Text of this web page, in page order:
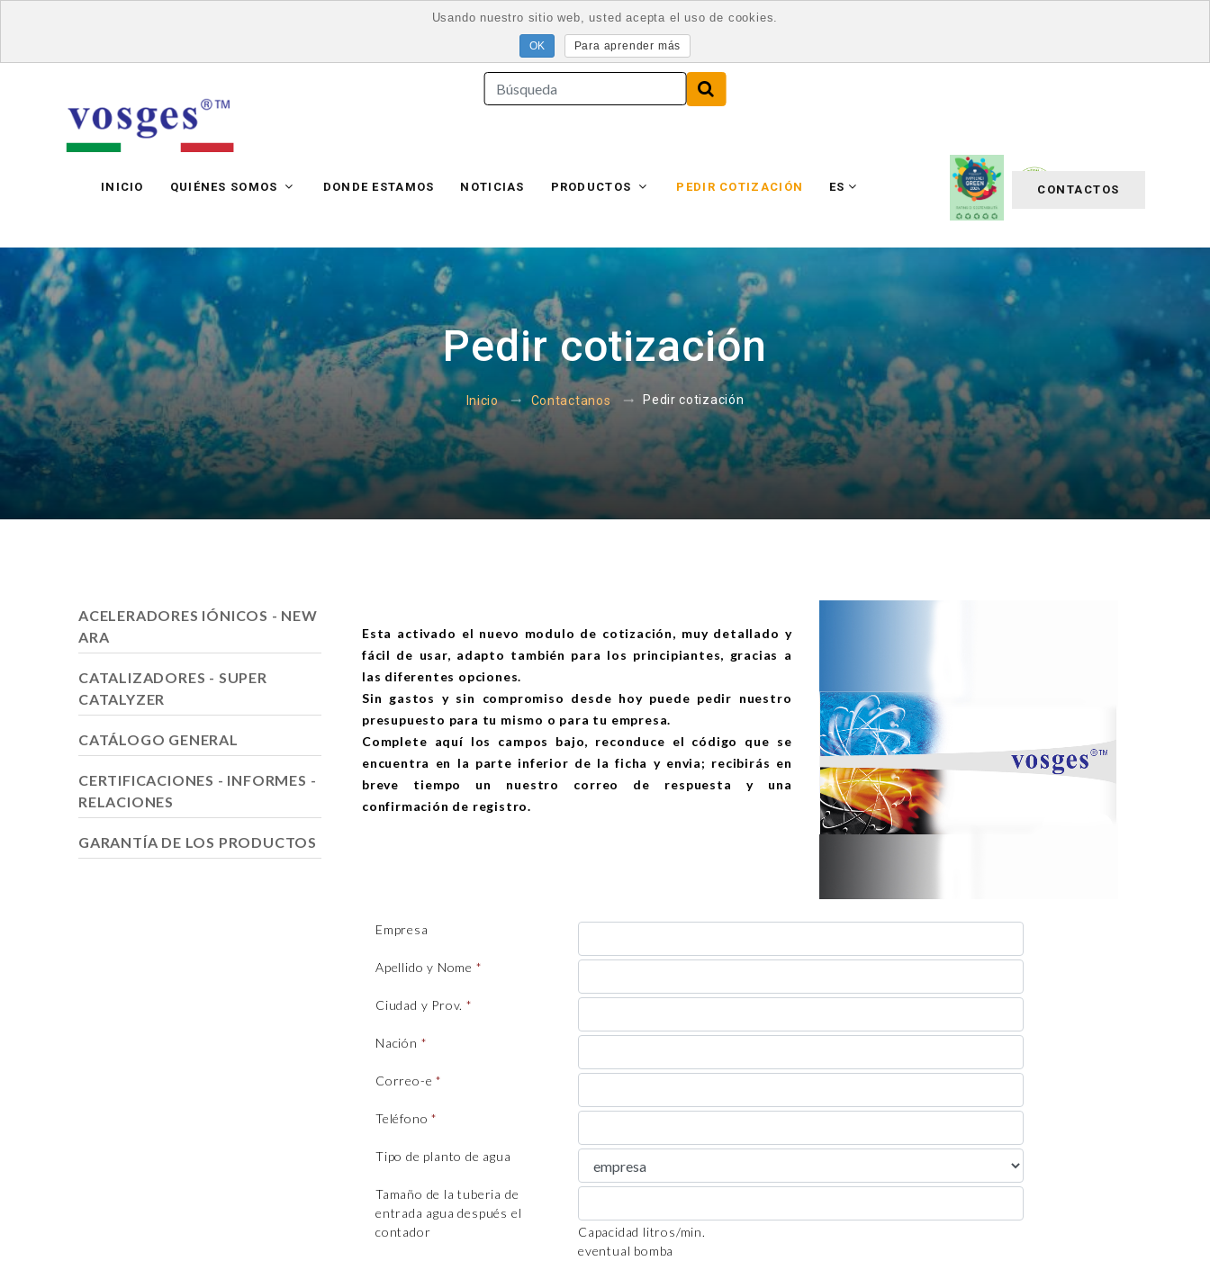
CONTACTOS
INICIO QUIÉNES SOMOS DONDE ESTAMOS NOTICIAS PRODUCTOS PEDIR COTIZACIÓN ES
Pedir cotización
Inicio Contactanos Pedir cotización
Esta activado el nuevo modulo de cotización, muy detallado y
fácil de usar, adapto también para los principiantes, gracias a
las diferentes opciones.
Sin gastos y sin compromiso desde hoy puede pedir nuestro
presupuesto para tu mismo o para tu empresa.
Complete aquí los campos bajo, reconduce el código que se
encuentra en la parte inferior de la ficha y envia; recibirás en
breve tiempo un nuestro correo de respuesta y una
confirmación de registro.
Empresa
Apellido y Nome
Ciudad y Prov.
Nación
Correo-e
Teléfono
Tipo de planto de agua
Tamaño de la tuberia de
entrada agua después el
contador
Capacidad litros/min.
eventual bomba
ACELERADORES IÓNICOS - NEW
ARA
CATALIZADORES - SUPER
CATALYZER
CATÁLOGO GENERAL
CERTIFICACIONES - INFORMES -
RELACIONES
GARANTÍA DE LOS PRODUCTOS
Usando nuestro sitio web, usted acepta el uso de cookies.
Para aprender más